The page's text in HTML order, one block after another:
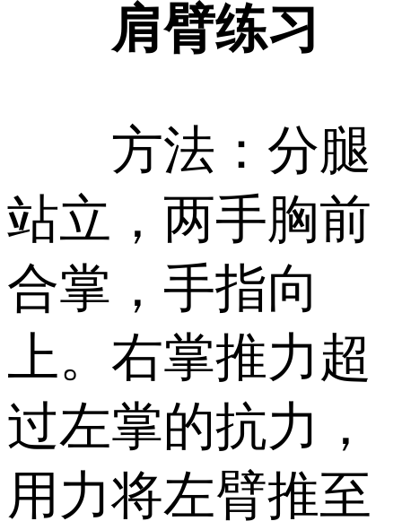
肩臂练习
方法：分腿
站立，两手胸前
合掌，手指向
上。右掌推力超
过左掌的抗力，
用力将左臂推至